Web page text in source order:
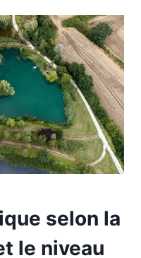
selon la
le niveau